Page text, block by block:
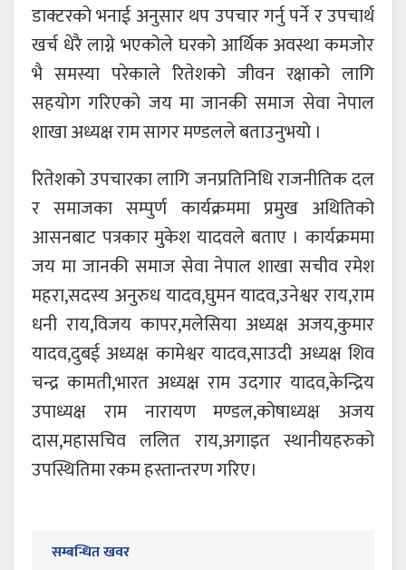
डाक्टरको भनाई अनुसार थप उपचार गर्नु पर्ने र उपचार्थ
खर्च धेरै लाग्ने भएकोले घरको आर्थिक अवस्था कमजोर
भै समस्या परेकाले रितेशको जीवन रक्षाको लागि
सहयोग गरिएको जय मा जानकी समाज सेवा नेपाल
शाखा अध्यक्ष राम सागर मण्डलले बताउनुभयो ।
रितेशको उपचारका लागि जनप्रतिनिधि राजनीतिक दल
र समाजका सम्पुर्ण कार्यक्रममा प्रमुख अथितिको
आसनबाट पत्रकार मुकेश यादवले बताए । कार्यक्रममा
जय मा जानकी समाज सेवा नेपाल शाखा सचीव रमेश
महरा,सदस्य अनुरुध यादव,घुमन यादव,उनेश्वर राय,राम
धनी राय,विजय कापर,मलेसिया अध्यक्ष अजय,कुमार
यादव,दुबई अध्यक्ष कामेश्वर यादव,साउदी अध्यक्ष शिव
चन्द्र कामती,भारत अध्यक्ष राम उदगार यादव,केन्द्रिय
उपाध्यक्ष राम नारायण मण्डल,कोषाध्यक्ष अजय
दास,महासचिव ललित राय,अगाइत स्थानीयहरुको
उपस्थितिमा रकम हस्तान्तरण गरिए।
सम्बन्धित खवर